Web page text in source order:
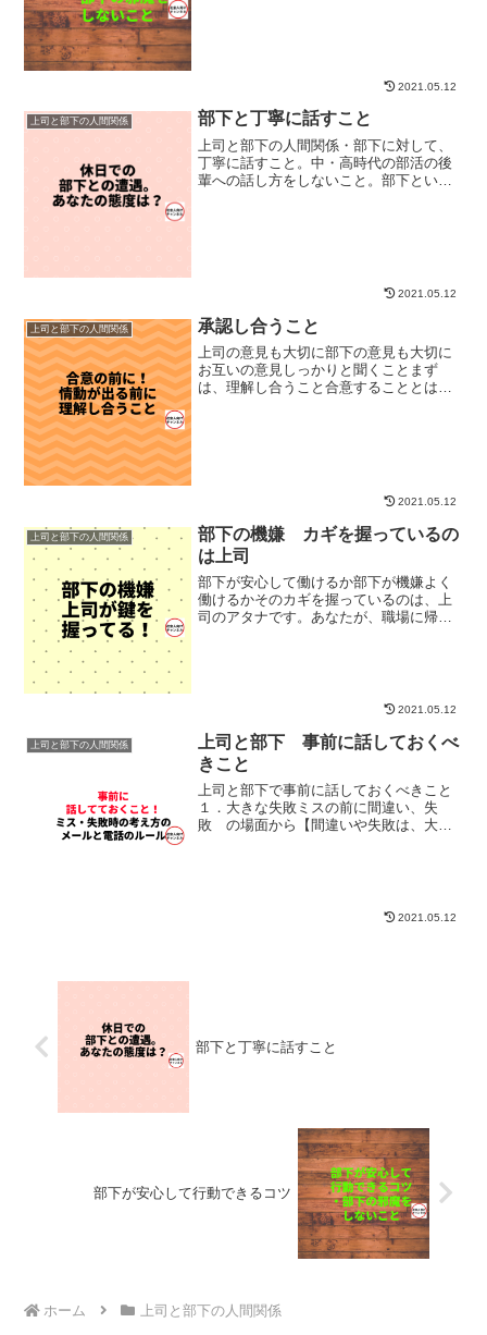
2021.05.12
上司と部下の人間関係 部下と丁寧に話すこと
上司と部下の人間関係・部下に対して、
丁寧に話すこと。中・高時代の部活の後
輩への話し方をしないこと。部下という
2021.05.12
上司と部下の人間関係 承認し合うこと
上司の意見も大切に部下の意見も大切に
お互いの意見しっかりと聞くことまず
は、理解し合うこと合意することとは、
2021.05.12
上司と部下の人間関係
部下の機嫌 カギを握っているの
は上司
部下が安心して働けるか部下が機嫌よく
働けるかそのカギを握っているのは、上
司のアタナです。あなたが、職場に帰社
2021.05.12
上司と部下の人間関係
上司と部下 事前に話しておくべ
きこと
上司と部下で事前に話しておくべきこと
１．大きな失敗ミスの前に間違い、失
敗 の場面から【間違いや失敗は、大発
2021.05.12
部下と丁寧に話すこと
部下が安心して行動できるコツ
ホーム 上司と部下の人間関係